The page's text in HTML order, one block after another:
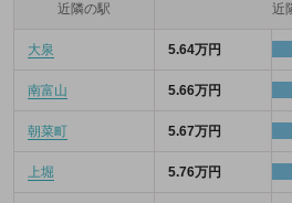
近隣の駅 近
大泉 5.64万円
南富山 5.66万円
朝菜町 5.67万円
上堀 5.76万円